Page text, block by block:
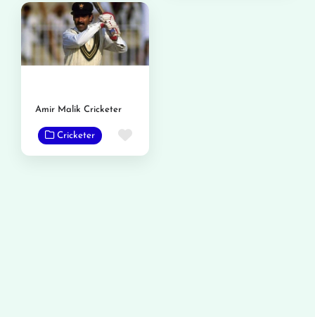
Amir Malik Cricketer
Cricketer Favorite